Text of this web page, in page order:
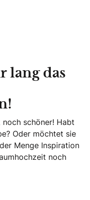
lang das
schöner! Habt
Oder möchtet sie
Menge Inspiration
noch
lang das